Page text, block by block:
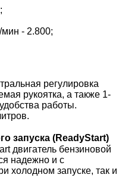
мин - 2.800;
регулировка
рукоятка, а также 1-
работы.
запуска (ReadyStart)
двигатель бензиновой
надежно и с
холодном запуске, так и